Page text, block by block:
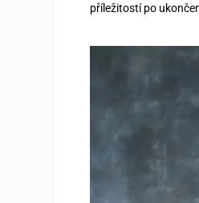
příležitostí po